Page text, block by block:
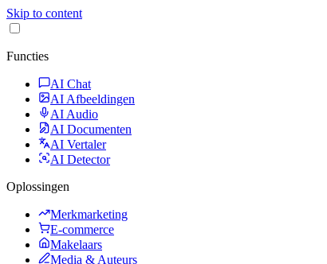
Skip to content
Functies
AI Chat
AI Afbeeldingen
AI Audio
AI Documenten
AI Vertaler
AI Detector
Oplossingen
Merkmarketing
E-commerce
Makelaars
Media & Auteurs